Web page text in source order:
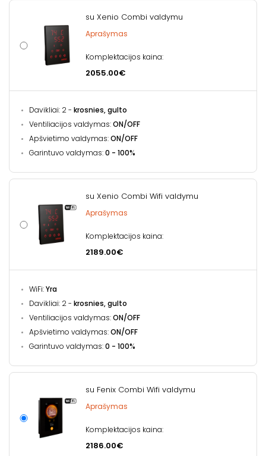
su Xenio Combi valdymu
Aprašymas
Komplektacijos kaina:
2055.00€
Davikliai: 2 - krosnies, gulto
Ventiliacijos valdymas:ON/OFF
Apšvietimo valdymas:ON/OFF
Garintuvo valdymas:0 - 100%
su Xenio Combi Wifi valdymu
Aprašymas
Komplektacijos kaina:
2189.00€
WiFi:Yra
Davikliai: 2 - krosnies, gulto
Ventiliacijos valdymas:ON/OFF
Apšvietimo valdymas:ON/OFF
Garintuvo valdymas:0 - 100%
su Fenix Combi Wifi valdymu
Aprašymas
Komplektacijos kaina:
2186.00€